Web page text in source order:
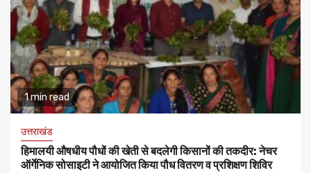
1 min read
उत्तराखंड
हिमालयी औषधीय पौधों की खेती से बदलेगी किसानों की तकदीर: नेचर
ऑर्गेनिक सोसाइटी ने आयोजित किया पौध वितरण व प्रशिक्षण शिविर